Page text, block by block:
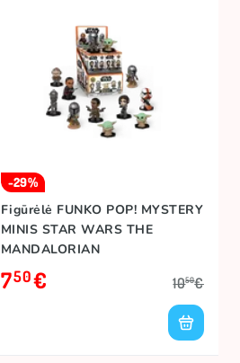
-29%
Figūrėlė FUNKO POP! MYSTERY
MINIS STAR WARS THE
MANDALORIAN
750€ 1050€